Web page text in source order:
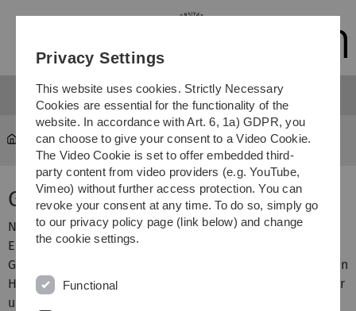
Skip
Skip
Skip
Skip
Courses ... Geometrie
Geometrie
Nach einer kurzen Wiederholung der Geometrie im
Euklidischen Raum werden wir uns mit nichteuklidischer
Geometrie befassen, insbesondere mit der hyperbolischen
Halbebene. Anschließend werden die Platonischen Körper
untersucht und die unterschiedlichen Kegelschnitte
Privacy Settings
This website uses cookies. Strictly Necessary
Cookies are essential for the functionality of the
website. In accordance with Art. 6, 1a) GDPR, you
can choose to give your consent to a Video Cookie.
The Video Cookie is set to offer embedded third-
party content from video providers (e.g. YouTube,
Vimeo) without further access protection. You can
revoke your consent at any time. To do so, simply go
to our privacy policy page (link below) and change
the cookie settings.
Functional